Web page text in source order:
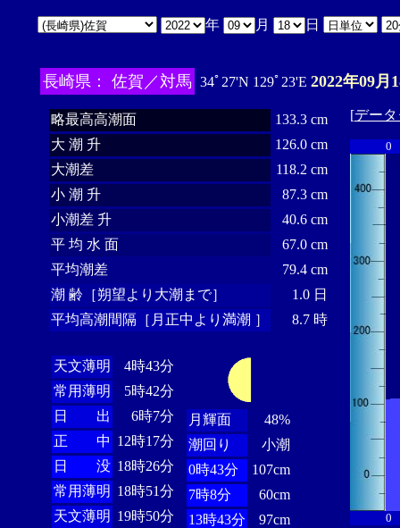
年 月 日
長崎県： 佐賀／対馬 34ﾟ27'N 129ﾟ23'E 2022年09月
略最高高潮面
133.3 cm
大 潮 升
126.0 cm
大潮差
118.2 cm
小 潮 升
87.3 cm
小潮差 升
40.6 cm
平 均 水 面
67.0 cm
平均潮差
79.4 cm
潮 齢［朔望より大潮まで］
1.0 日
平均高潮間隔［月正中より満潮 ］
8.7 時
天文薄明
4時43分
常用薄明
5時42分
日 出
6時7分
正 中 12時17分
日 没 18時26分
常用薄明 18時51分
天文薄明 19時50分
月輝面
48%
潮回り
小潮
0時43分
107cm
7時8分
60cm
13時43分
97cm
[デー
0
0